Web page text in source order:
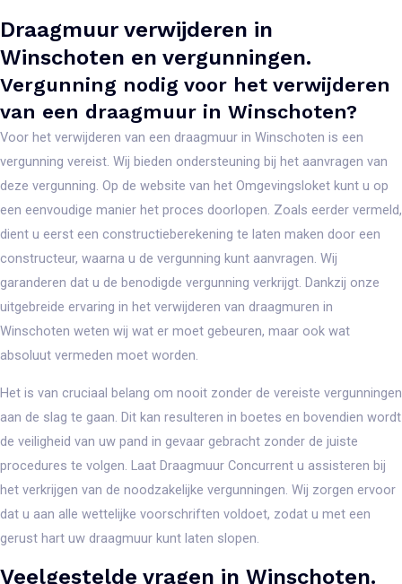
Draagmuur verwijderen in
Winschoten en vergunningen.
Vergunning nodig voor het verwijderen
van een draagmuur in Winschoten?
Voor het verwijderen van een draagmuur in Winschoten is een
vergunning vereist. Wij bieden ondersteuning bij het aanvragen van
deze vergunning. Op de website van het Omgevingsloket kunt u op
een eenvoudige manier het proces doorlopen. Zoals eerder vermeld,
dient u eerst een constructieberekening te laten maken door een
constructeur, waarna u de vergunning kunt aanvragen. Wij
garanderen dat u de benodigde vergunning verkrijgt. Dankzij onze
uitgebreide ervaring in het verwijderen van draagmuren in
Winschoten weten wij wat er moet gebeuren, maar ook wat
absoluut vermeden moet worden.
Het is van cruciaal belang om nooit zonder de vereiste vergunningen
aan de slag te gaan. Dit kan resulteren in boetes en bovendien wordt
de veiligheid van uw pand in gevaar gebracht zonder de juiste
procedures te volgen. Laat Draagmuur Concurrent u assisteren bij
het verkrijgen van de noodzakelijke vergunningen. Wij zorgen ervoor
dat u aan alle wettelijke voorschriften voldoet, zodat u met een
gerust hart uw draagmuur kunt laten slopen.
Veelgestelde vragen in Winschoten.